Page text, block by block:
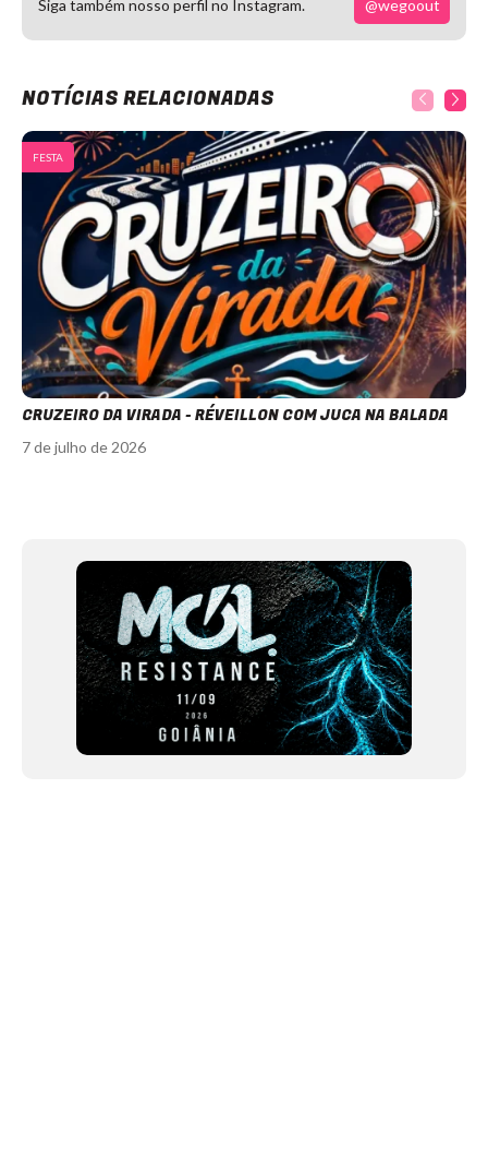
Siga também nosso perfil no Instagram. @wegoout
NOTÍCIAS RELACIONADAS
FESTA
CRUZEIRO DA VIRADA - RÉVEILLON COM JUCA NA BALADA
7 de julho de 2026